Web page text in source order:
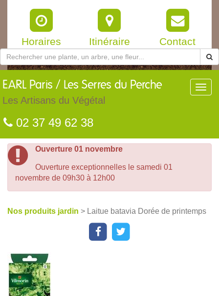
Horaires Itinéraire Contact
EARL Paris / Les Serres du Perche
Les Artisans du Végétal
02 37 49 62 38
Ouverture 01 novembre
Ouverture exceptionnelles le samedi 01
novembre de 09h30 à 12h00
Nos produits jardin > Laitue batavia Dorée de printemps